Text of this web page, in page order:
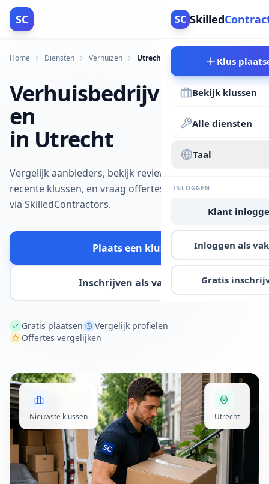
SC SC Skilled
Klus
Bekijk klussen
Alle diensten
Taal
INLOGGEN
Klant
Inloggen als
Gratis
Home Diensten Verhuizen Utrecht
Verhuisbedrijv
en
in Utrecht
Vergelijk aanbieders, bekijk reviews en
recente klussen, en vraag offertes aan
via SkilledContractors.
Plaats een klus
Inschrijven als vakman
Gratis plaatsen
Vergelijk profielen
Offertes vergelijken
Nieuwste klussen Utrecht